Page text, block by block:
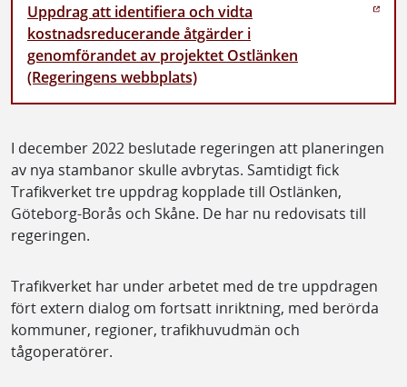
Uppdrag att identifiera och vidta
kostnadsreducerande åtgärder i
genomförandet av projektet Ostlänken
(Regeringens webbplats)
I december 2022 beslutade regeringen att planeringen
av nya stambanor skulle avbrytas. Samtidigt fick
Trafikverket tre uppdrag kopplade till Ostlänken,
Göteborg-Borås och Skåne. De har nu redovisats till
regeringen.
Trafikverket har under arbetet med de tre uppdragen
fört extern dialog om fortsatt inriktning, med berörda
kommuner, regioner, trafikhuvudmän och
tågoperatörer.